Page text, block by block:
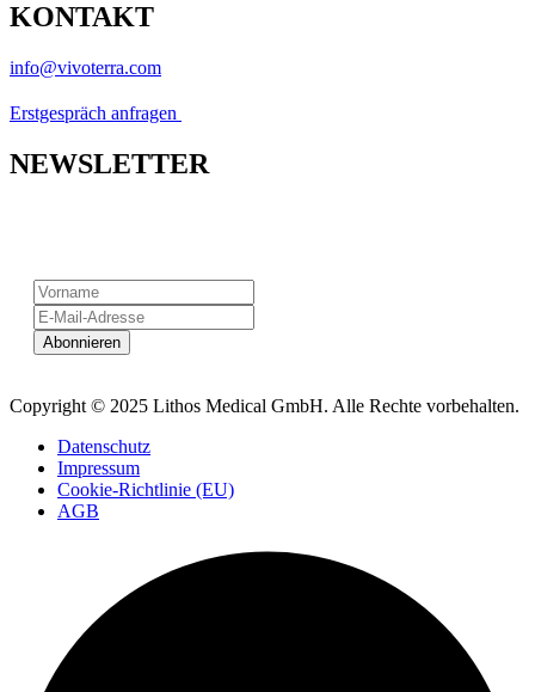
KONTAKT
info@vivoterra.com
Erstgespräch anfragen
NEWSLETTER
Copyright © 2025 Lithos Medical GmbH. Alle Rechte vorbehalten.
Datenschutz
Impressum
Cookie-Richtlinie (EU)
AGB